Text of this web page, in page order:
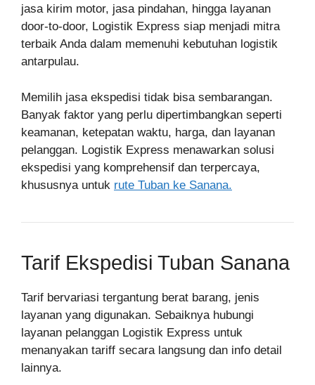
jasa kirim motor, jasa pindahan, hingga layanan
door-to-door, Logistik Express siap menjadi mitra
terbaik Anda dalam memenuhi kebutuhan logistik
antarpulau.
Memilih jasa ekspedisi tidak bisa sembarangan.
Banyak faktor yang perlu dipertimbangkan seperti
keamanan, ketepatan waktu, harga, dan layanan
pelanggan. Logistik Express menawarkan solusi
ekspedisi yang komprehensif dan terpercaya,
khususnya untuk rute Tuban ke Sanana.
Tarif Ekspedisi Tuban Sanana
Tarif bervariasi tergantung berat barang, jenis
layanan yang digunakan. Sebaiknya hubungi
layanan pelanggan Logistik Express untuk
menanyakan tariff secara langsung dan info detail
lainnya.